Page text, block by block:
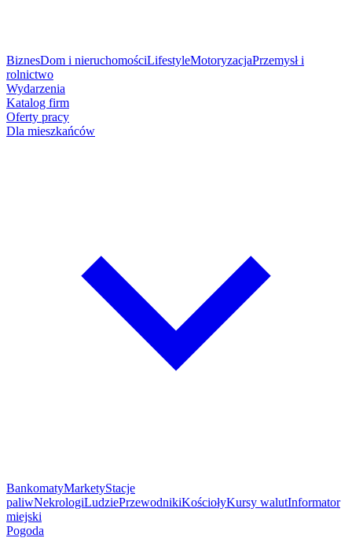
BiznesDom i nieruchomościLifestyleMotoryzacjaPrzemysł i
rolnictwo
Wydarzenia
Katalog firm
Oferty pracy
Dla mieszkańców
BankomatyMarketyStacje
paliwNekrologiLudziePrzewodnikiKościołyKursy walutInformator
miejski
Pogoda